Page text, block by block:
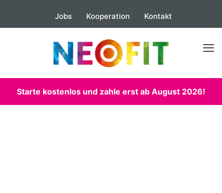
Jobs Kooperation Kontakt
Starte kostenlos und zahle erst ab August 2026!